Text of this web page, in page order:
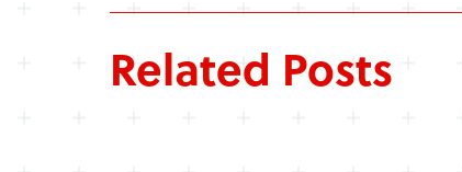
Related Posts